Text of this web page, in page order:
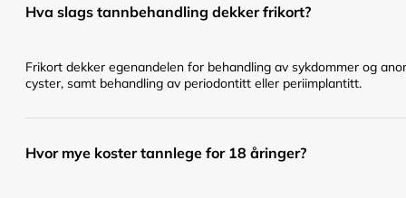
Hva slags tannbehandling dekker frikort?
Frikort dekker egenandelen for behandling av sykdommer og
cyster, samt behandling av periodontitt eller periimplantitt.
Hvor mye koster tannlege for 18 åringer?